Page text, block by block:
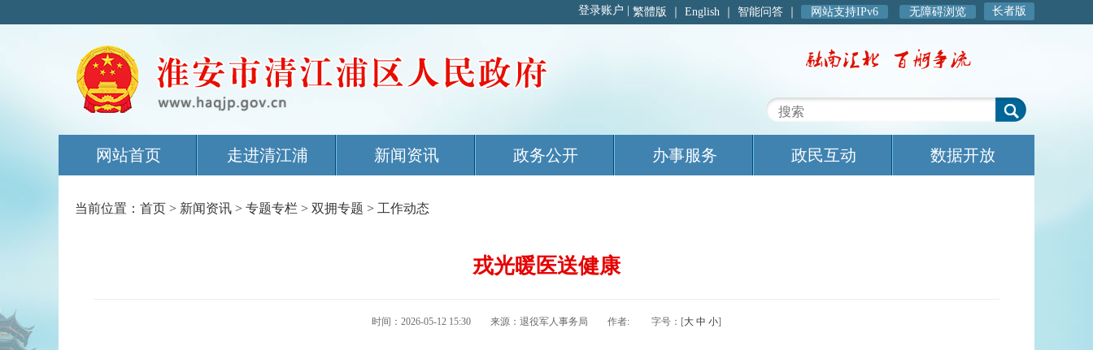
繁體版 English 智能问答 网站支持IPv6 无障碍浏览 长者版
网站首页 走进清江浦 新闻资讯 政务公开 办事服务 政民互动 数据开放
当前位置： 首页 > 新闻资讯 > 专题专栏 > 双拥专题 > 工作动态
戎光暖医送健康
时间：2026-05-12 15:30 来源：退役军人事务局 作者: 字号：[大 中 小]